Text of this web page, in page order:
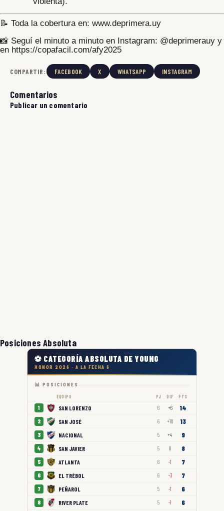
📝 Toda la cobertura en: www.deprimera.uy
📸 Seguí el minuto a minuto en Instagram: @deprimerauy y
en https://copafacil.com/afy2025
COMPARTIR: FACEBOOK X WHATSAPP INSTAGRAM
Comentarios
Publicar un comentario
Posiciones Absoluta
⚽ CATEGORÍA ABSOLUTA DE YOUNG
HONOR 2026 · A LA FECHA 6
📊 POSICIONES
EQUIPO PJ DIF PTS
1 SAN LORENZO 6 +6 14
2 SAN JOSÉ 6 +10 13
3 NACIONAL 5 +4 9
4 SAN JAVIER 5 0 8
5 ATLANTA 6 -1 7
6 EL TRÉBOL 6 -3 7
7 PEÑAROL 5 -1 6
8 RIVER PLATE 5 -1 6